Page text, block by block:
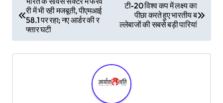
री में भी रही मजबूती, पीएमआई
58.1 पर रहा; नए आर्डर की र
फ्तार घटी
टी-20 विश्व कप में लक्ष्य का
पीछा करते हुए भारतीय ब
ल्लेबाजों की सबसे बड़ी पारियां